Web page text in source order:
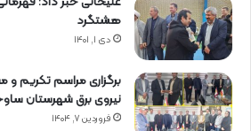
هشتگرد
دی ۱, ۱۴۰۱
برگزاری مراسم تكریم و
نیروی برق شهرستان
فروردین ۷, ۱۴۰۴